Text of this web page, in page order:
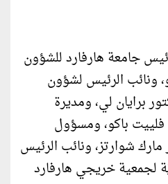
جامعة هارفارد للشؤون
ونائب الرئيس لشؤون
برايان لي، ومديرة
فلييت باكو، ومسؤول
مارك شوارتز، ونائب الرئيس
لجمعية خريجي هارفارد